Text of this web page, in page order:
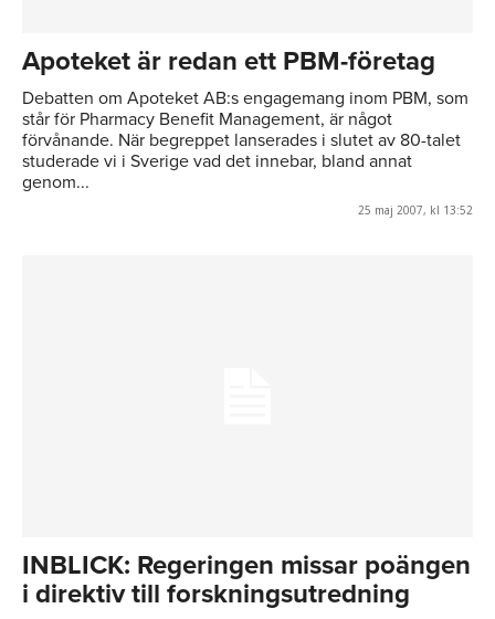
Apoteket är redan ett PBM-företag
Debatten om Apoteket AB:s engagemang inom PBM, som
står för Pharmacy Benefit Management, är något
förvånande. När begreppet lanserades i slutet av 80-talet
studerade vi i Sverige vad det innebar, bland annat
genom...
25 maj 2007, kl 13:52
INBLICK: Regeringen missar poängen
i direktiv till forskningsutredning